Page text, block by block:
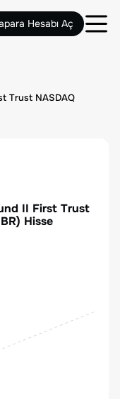
Hesabı Aç
Trust NASDAQ
II First Trust
) Hisse